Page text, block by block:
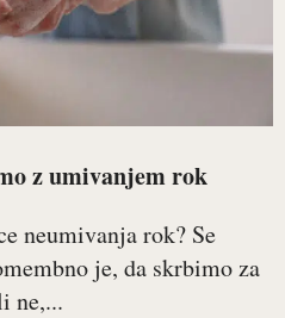
z umivanjem rok
neumivanja rok? Se
je, da skrbimo za
ne,...